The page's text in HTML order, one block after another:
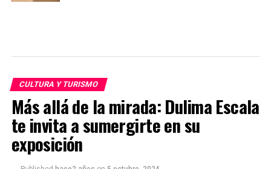
CULTURA Y TURISMO
Más allá de la mirada: Dulima Escala
te invita a sumergirte en su
exposición